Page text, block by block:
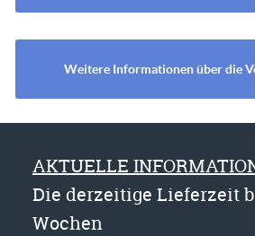
Weitere Informationen über die
AKTUELLE
Die derzeitige Lieferzeit
Wochen